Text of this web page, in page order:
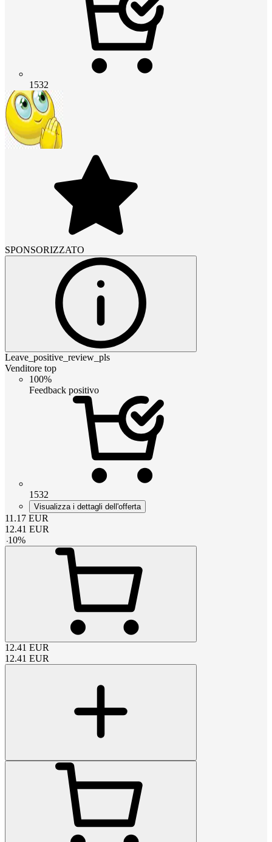
1532
SPONSORIZZATO
Leave_positive_review_pls
Venditore top
100%
Feedback positivo
1532
Visualizza i dettagli dell'offerta
11.17 EUR
12.41 EUR
-10%
12.41 EUR
12.41 EUR